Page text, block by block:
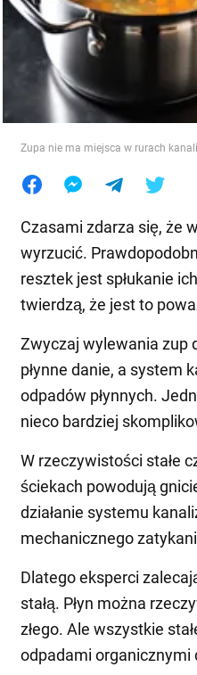
Jedzenie
Zupa nie ma miejsca w rurach
Czasami zdarza się, że
wyrzucić.
resztek jest spłukanie
twierdzą, że jest to
Zwyczaj wylewania zup
płynne danie, a system
odpadów płynnych.
nieco bardziej
W rzeczywistości stałe
ściekach powodują
działanie systemu
mechanicznego
Dlatego eksperci
stałą. Płyn można
złego. Ale wszystkie
odpadami organicznymi